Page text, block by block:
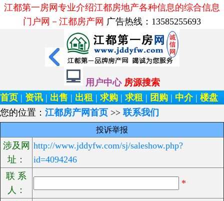
江都第一房网专业介绍江都房地产各种信息的综合信息
门户网－江都房产网 广告热线：13585255693
用户中心 房源搜索
首页 | 资讯 | 出售 | 出租|求购 |求租| 团购 | 中介| 楼盘
您的位置： 江都房产网首页 >> 联系我们
投诉举报
涉及网
址：
http://www.jddyfw.com/sj/saleshow.php?
id=4094246
联 系
人：
*